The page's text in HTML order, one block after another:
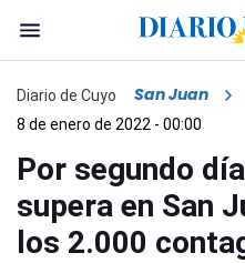
Diario de Cuyo San Juan
8 de enero de 2022 - 00:00
Por segundo
supera en San
los 2.000